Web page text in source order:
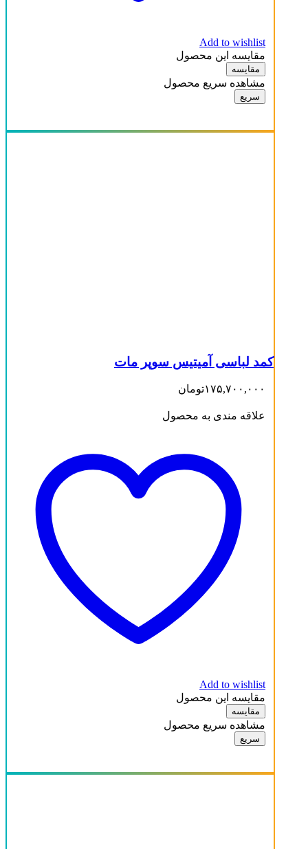
Add to wishlist
مقایسه این محصول
مقایسه
مشاهده سریع محصول
سریع
کمد لباسی آمیتیس سوپر مات
۱۷۵,۷۰۰,۰۰۰تومان
علاقه مندی به محصول
Add to wishlist
مقایسه این محصول
مقایسه
مشاهده سریع محصول
سریع